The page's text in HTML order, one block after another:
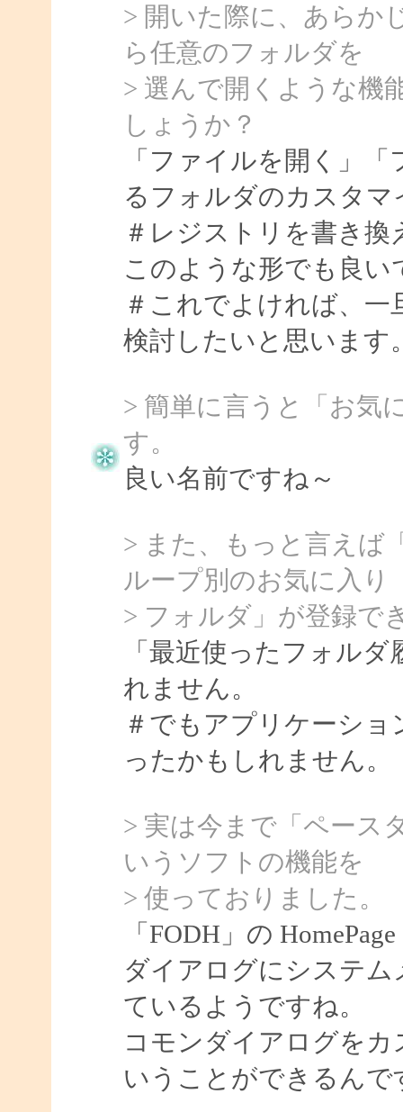
> 開いた際に、あらか
ら任意のフォルダを
> 選んで開くような機
しょうか？
「ファイルを開く」
るフォルダのカスタ
＃レジストリを書き
このような形でも良い
＃これでよければ、
検討したいと思います
> 簡単に言うと「お気
す。
良い名前ですね～
> また、もっと言えば
ループ別のお気に入り
> フォルダ」が登録で
「最近使ったフォル
れません。
＃でもアプリケーシ
ったかもしれません。
> 実は今まで「ペース
いうソフトの機能を
> 使っておりました。
「FODH」の
ダイアログにシステ
ているようですね。
コモンダイアログを
いうことができるんで